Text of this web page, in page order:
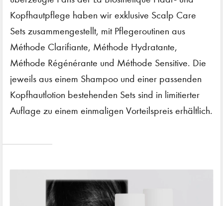
Kopfhautpflege haben wir exklusive Scalp Care
Sets zusammengestellt, mit Pflegeroutinen aus
Méthode Clarifiante, Méthode Hydratante,
Méthode Régénérante und Méthode Sensitive. Die
jeweils aus einem Shampoo und einer passenden
Kopfhautlotion bestehenden Sets sind in limitierter
Auflage zu einem einmaligen Vorteilspreis erhältlich.